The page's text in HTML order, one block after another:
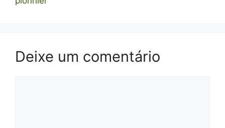
Deixe um comentário